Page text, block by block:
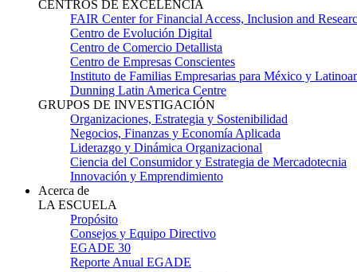
CENTROS DE EXCELENCIA
FAIR Center for Financial Access, Inclusion and
Centro de Evolución Digital
Centro de Comercio Detallista
Centro de Empresas Conscientes
Instituto de Familias Empresarias para México y
Dunning Latin America Centre
GRUPOS DE INVESTIGACIÓN
Organizaciones, Estrategia y Sostenibilidad
Negocios, Finanzas y Economía Aplicada
Liderazgo y Dinámica Organizacional
Ciencia del Consumidor y Estrategia de Mercadotecnia
Innovación y Emprendimiento
Acerca de
LA ESCUELA
Propósito
Consejos y Equipo Directivo
EGADE 30
Reporte Anual EGADE